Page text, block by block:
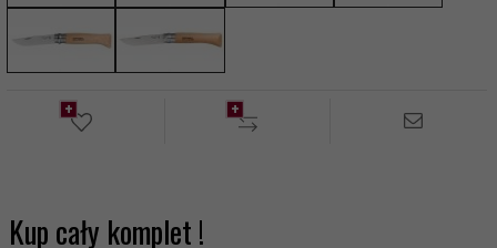
Kup cały komplet !